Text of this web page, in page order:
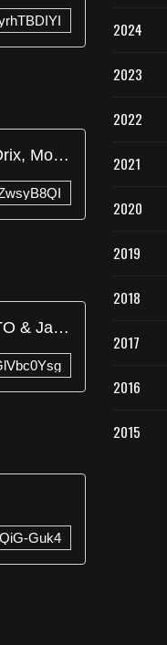
Damien N-Drix, Mosimann, STV - Treize (Official Audio)
LODATO & Janice Robinson - Dreamer (Official Music Video)
Guk4
2024
2023
2022
2021
2020
2019
2018
2017
2016
2015